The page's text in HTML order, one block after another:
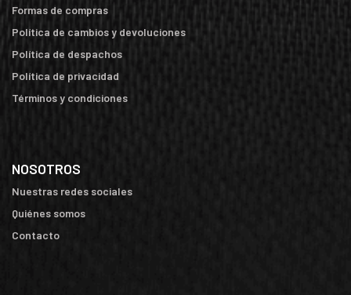
Formas de compras
Política de cambios y devoluciones
Política de despachos
Política de privacidad
Términos y condiciones
NOSOTROS
Nuestras redes sociales
Quiénes somos
Contacto